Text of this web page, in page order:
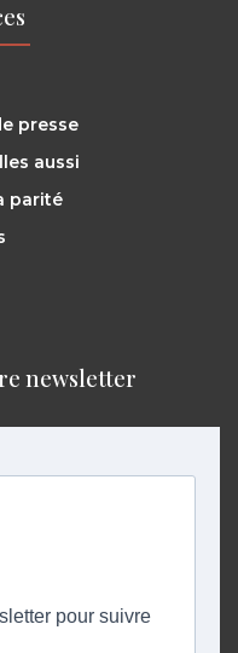
presse
aussi
parité
newsletter